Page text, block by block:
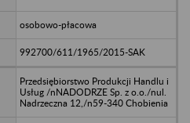
osobowo-płacowa
992700/611/1965/2015-SAK
Przedsiębiorstwo Produkcji Handlu i
Usług /nNADODRZE Sp. z o.o./nul.
Nadrzeczna 12,/n59-340 Chobienia